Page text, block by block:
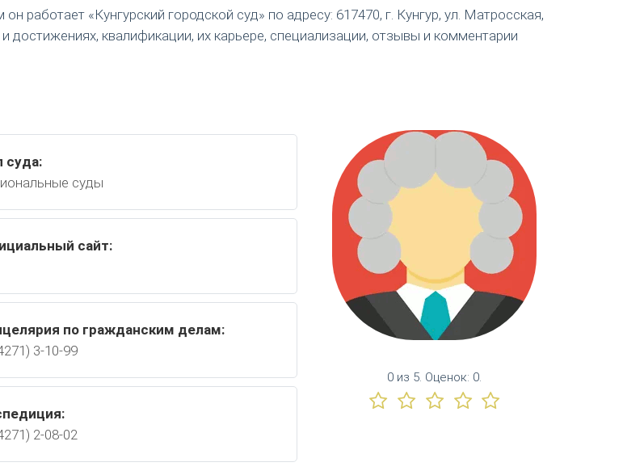
«Кунгурский городской суд» по адресу: 617470, г. Кунгур, ул. Матросская,
квалификации, их карьере, специализации, отзывы и комментарии
суда:
суды
сайт:
по гражданским делам:
3-10-99
2-08-02
0 из 5. Оценок: 0.